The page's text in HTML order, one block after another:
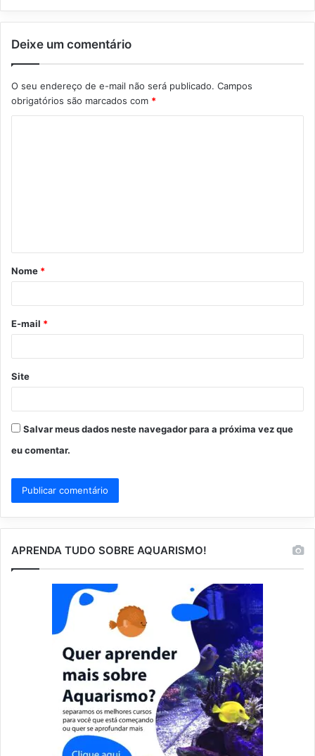
Deixe um comentário
O seu endereço de e-mail não será publicado. Campos
obrigatórios são marcados com *
á
r
*
Nome *
E-mail *
Site
Salvar meus dados neste navegador para a próxima vez que
eu comentar.
APRENDA TUDO SOBRE AQUARISMO!